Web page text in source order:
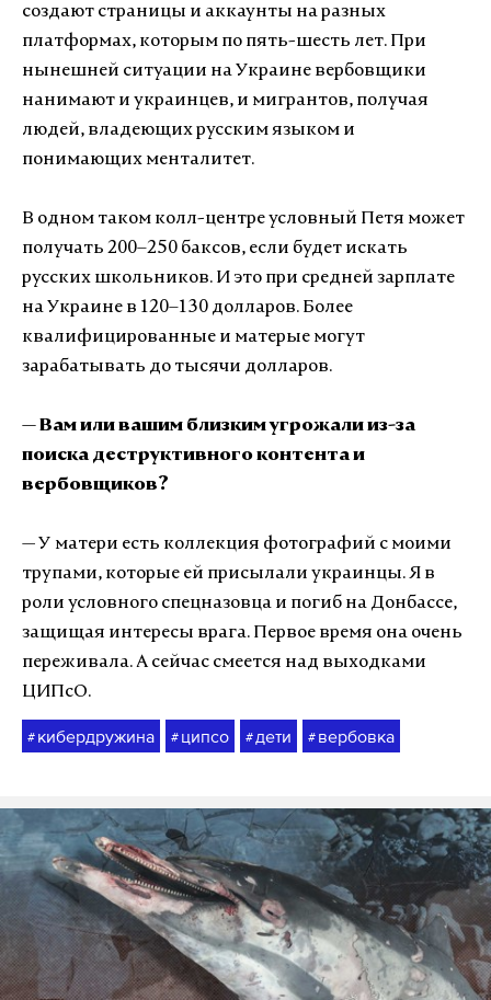
создают страницы и аккаунты на разных
платформах, которым по пять-шесть лет. При
нынешней ситуации на Украине вербовщики
нанимают и украинцев, и мигрантов, получая
людей, владеющих русским языком и
понимающих менталитет.
В одном таком колл-центре условный Петя может
получать 200–250 баксов, если будет искать
русских школьников. И это при средней зарплате
на Украине в 120–130 долларов. Более
квалифицированные и матерые могут
зарабатывать до тысячи долларов.
— Вам или вашим близким угрожали из-за
поиска деструктивного контента и
вербовщиков?
— У матери есть коллекция фотографий с моими
трупами, которые ей присылали украинцы. Я в
роли условного спецназовца и погиб на Донбассе,
защищая интересы врага. Первое время она очень
переживала. А сейчас смеется над выходками
ЦИПсО.
# кибердружина # ципсо # дети # вербовка